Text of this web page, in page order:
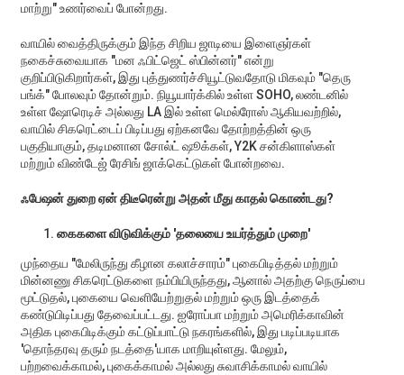
மாற்று" உணர்வைப் போன்றது.
வாயில் வைத்திருக்கும் இந்த சிறிய ஜாடியை இளைஞர்கள்
நகைச்சுவையாக "மன ஃபிட்ஜெட் ஸ்பின்னர்" என்று
குறிப்பிடுகிறார்கள், இது புத்துணர்ச்சியூட்டுவதோடு மிகவும் "தெரு
பங்க்" போலவும் தோன்றும். நியூயார்க்கில் உள்ள SOHO, லண்டனில்
உள்ள ஷோரெடிச் அல்லது LA இல் உள்ள மெல்ரோஸ் ஆகியவற்றில்,
வாயில் சிகரெட்டைப் பிடிப்பது ஏற்கனவே தோற்றத்தின் ஒரு
பகுதியாகும், தடிமனான சோல்ட் ஷூக்கள், Y2K சன்கிளாஸ்கள்
மற்றும் விண்டேஜ் ரேசிங் ஜாக்கெட்டுகள் போன்றவை.
ஃபேஷன் துறை ஏன் திடீரென்று அதன் மீது காதல் கொண்டது?
கைகளை விடுவிக்கும் 'தலையை உயர்த்தும் முறை'
முந்தைய "மேலிருந்து கீழான கலாச்சாரம்" புகைபிடித்தல் மற்றும்
மின்னணு சிகரெட்டுகளை நம்பியிருந்தது, ஆனால் அதற்கு நெருப்பை
மூட்டுதல், புகையை வெளியேற்றுதல் மற்றும் ஒரு இடத்தைக்
கண்டுபிடிப்பது தேவைப்பட்டது. ஐரோப்பா மற்றும் அமெரிக்காவின்
அதிக புகைபிடிக்கும் கட்டுப்பாட்டு நகரங்களில், இது படிப்படியாக
'தொந்தரவு தரும் நடத்தை'யாக மாறியுள்ளது. மேலும்,
பற்றவைக்காமல், புகைக்காமல் அல்லது சுவாசிக்காமல் வாயில்